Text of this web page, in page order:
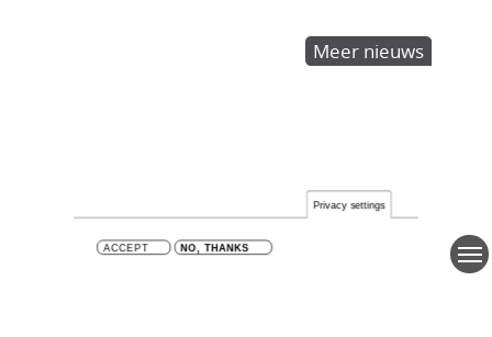
Meer nieuws
Privacy settings
ACCEPT NO, THANKS